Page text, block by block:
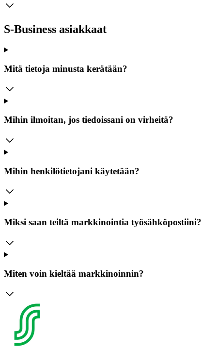
S-Business asiakkaat
Mitä tietoja minusta kerätään?
Mihin ilmoitan, jos tiedoissani on virheitä?
Mihin henkilötietojani käytetään?
Miksi saan teiltä markkinointia työsähköpostiini?
Miten voin kieltää markkinoinnin?